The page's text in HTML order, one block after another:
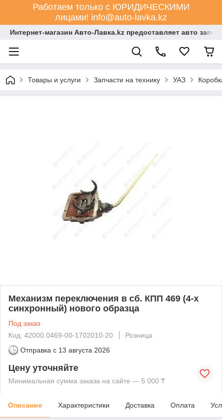
Работаем только с ЮРИДИЧЕСКИМИ
лицами! info@auto-lavka.kz
Интернет-магазин Авто-Лавка.kz предоставляет авто
Товары и услуги Запчасти на технику УАЗ
Механизм переключения в сб. КПП 469 (4-х
синхронный) нового образца
Под заказ
Код: 42000.0469-00-1702010-20
Розница
Отправка с 13 августа 2026
Цену уточняйте
Минимальная сумма заказа на сайте — 5 000 ₸
Описание Характеристики Доставка Оплата